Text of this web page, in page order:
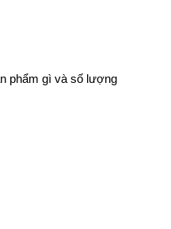
phẩm gì và số lượng